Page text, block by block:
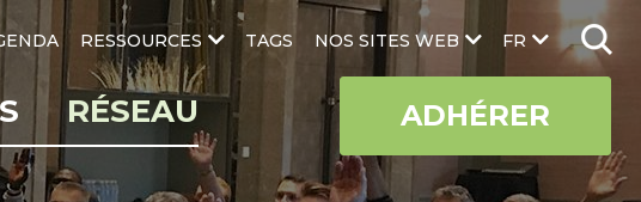
FR
RESSOURCES TAGS NOS SITES WEB
RÉSEAU ADHÉRER